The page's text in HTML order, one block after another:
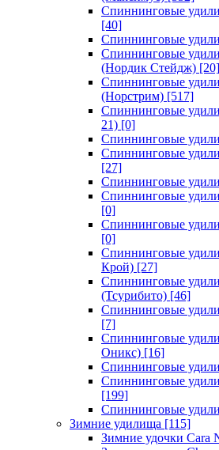
Спиннинговые
[40]
Спиннинговые
Спиннинговые
(Нордик Стейдж) [20]
Спиннинговые
(Норстрим) [517]
Спиннинговые
21) [0]
Спиннинговые
Спиннинговые
[27]
Спиннинговые
Спиннинговые
[0]
Спиннинговые
[0]
Спиннинговые
Крой) [27]
Спиннинговые
(Тсурибито) [46]
Спиннинговые
[7]
Спиннинговые
Оникс) [16]
Спиннинговые
Спиннинговые
[199]
Спиннинговые
Зимние удилища [115]
Зимние удочки Cara